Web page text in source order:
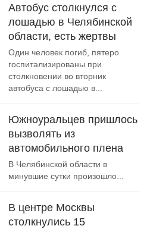
Автобус столкнулся с
лошадью в Челябинской
области, есть жертвы
Один человек погиб, пятеро
госпитализированы при
столкновении во вторник
автобуса с лошадью в...
Южноуральцев пришлось
вызволять из
автомобильного плена
В Челябинской области в
минувшие сутки произошло...
В центре Москвы
столкнулись 15